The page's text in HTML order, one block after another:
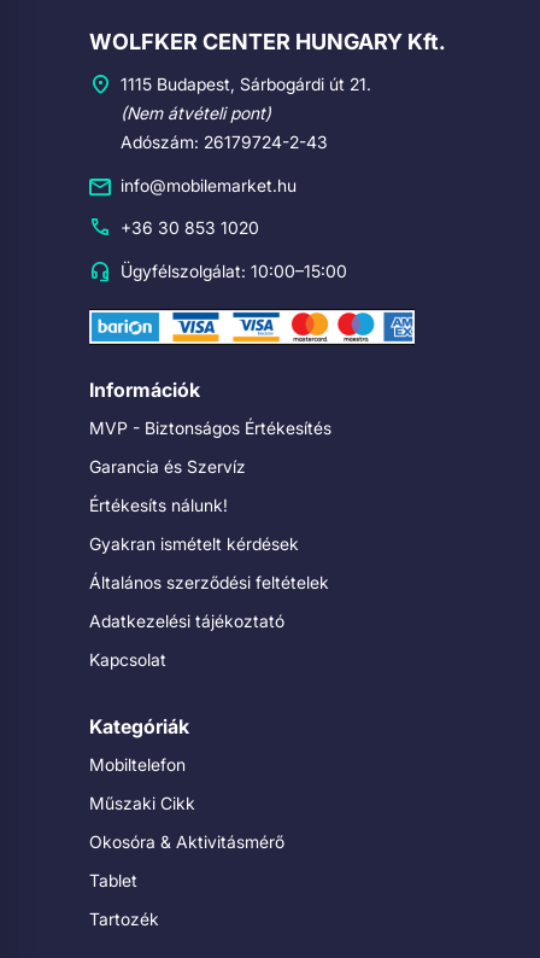
Cégadatok
WOLFKER CENTER HUNGARY Kft.
1115 Budapest, Sárbogárdi út 21.
(Nem átvételi pont)
Adószám: 26179724-2-43
info@mobilemarket.hu
+36 30 853 1020
Ügyfélszolgálat: 10:00–15:00
Információk
MVP - Biztonságos Értékesítés
Garancia és Szervíz
Értékesíts nálunk!
Gyakran ismételt kérdések
Általános szerződési feltételek
Adatkezelési tájékoztató
Kapcsolat
Kategóriák
Mobiltelefon
Műszaki Cikk
Okosóra & Aktivitásmérő
Tablet
Tartozék